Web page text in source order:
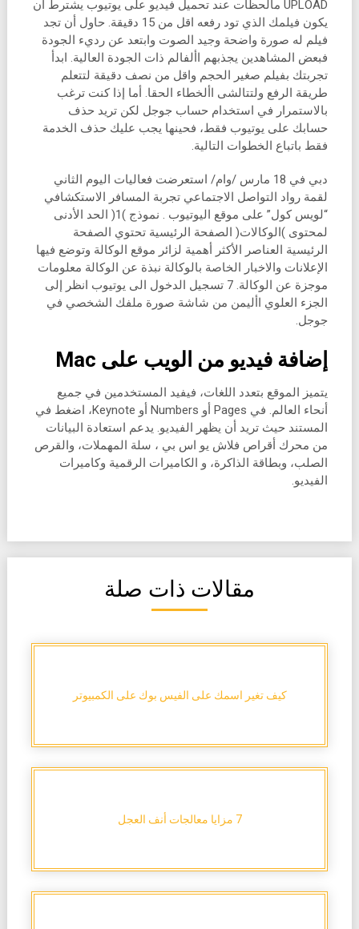
UPLOAD مالحظات عند تحميل فيديو على يوتيوب يشترط أن
يكون فيلمك الذي تود رفعه اقل من 15 دقيقة. حاول أن تجد
فيلم له صورة واضحة وجيد الصوت وابتعد عن رديء الجودة
فبعض المشاهدين يجذبهم األفالم ذات الجودة العالية. ابدأ
تجربتك بفيلم صغير الحجم واقل من نصف دقيقة لتتعلم
طريقة الرفع ولتتالشى األخطاء الحقا. أما إذا كنت ترغب
بالاستمرار في استخدام حساب جوجل لكن تريد حذف
حسابك على يوتيوب فقط، فحينها يجب عليك حذف الخدمة
فقط باتباع الخطوات التالية.
دبي في 18 مارس /وام/ استعرضت فعاليات اليوم الثاني
لقمة رواد التواصل الاجتماعي تجربة المسافر الاستكشافي
“لويس كول” على موقع اليوتيوب . نموذج )1( الحد الأدنى
لمحتوى )الوكالات( الصفحة الرئيسية تحتوي الصفحة
الرئيسية العناصر الأكثر أهمية لزائر موقع الوكالة وتوضع فيها
الإعلانات والاخبار الخاصة بالوكالة نبذة عن الوكالة معلومات
موجزة عن الوكالة. 7 تسجيل الدخول الى يوتيوب انظر إلى
الجزء العلوي األيمن من شاشة صورة ملفك الشخصي في
جوجل.
إضافة فيديو من الويب على Mac
يتميز الموقع بتعدد اللغات، فيفيد المستخدمين في جميع
أنحاء العالم. في Pages أو Numbers أو Keynote، اضغط في
المستند حيث تريد أن يظهر الفيديو. يدعم استعادة البيانات
من محرك أقراص فلاش يو اس بي ، سلة المهملات، والقرص
الصلب، وبطاقة الذاكرة، و الكاميرات الرقمية وكاميرات
الفيديو.
مقالات ذات صلة
كيف تغير اسمك على الفيس بوك على الكمبيوتر
7 مزايا معالجات أنف العجل